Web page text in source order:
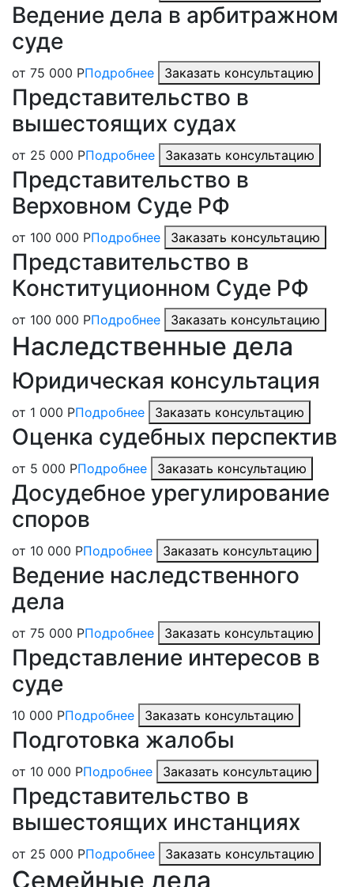
Ведение дела в арбитражном
суде
от 75 000 РПодробнее Заказать консультацию
Представительство в
вышестоящих судах
от 25 000 РПодробнее Заказать консультацию
Представительство в
Верховном Суде РФ
от 100 000 РПодробнее Заказать консультацию
Представительство в
Конституционном Суде РФ
от 100 000 РПодробнее Заказать консультацию
Наследственные дела
Юридическая консультация
от 1 000 РПодробнее Заказать консультацию
Оценка судебных перспектив
от 5 000 РПодробнее Заказать консультацию
Досудебное урегулирование
споров
от 10 000 РПодробнее Заказать консультацию
Ведение наследственного
дела
от 75 000 РПодробнее Заказать консультацию
Представление интересов в
суде
10 000 РПодробнее Заказать консультацию
Подготовка жалобы
от 10 000 РПодробнее Заказать консультацию
Представительство в
вышестоящих инстанциях
от 25 000 РПодробнее Заказать консультацию
Семейные дела